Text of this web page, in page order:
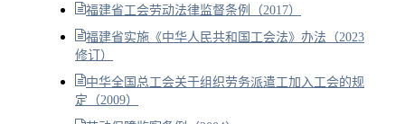
福建省工会劳动法律监督条例（2017）
福建省实施《中华人民共和国工会法》办法（2023
修订）
中华全国总工会关于组织劳务派遣工加入工会的规
定（2009）